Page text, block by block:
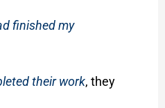
finished my
their work, they